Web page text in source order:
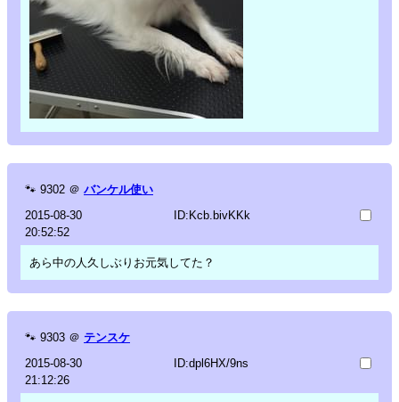
🐾 9302 ＠ バンケル使い
2015-08-30
20:52:52
ID:Kcb.bivKKk
あら中の人久しぶりお元気してた？
🐾 9303 ＠ テンスケ
2015-08-30
21:12:26
ID:dpl6HX/9ns